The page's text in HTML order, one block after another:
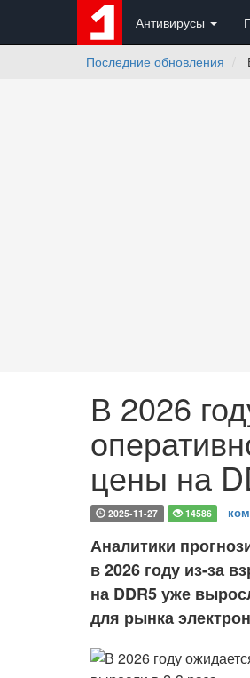
Антивирусы
Последние обновления
В 2026
цены на
2025-11-27 14586
Аналитики
в 2026 году из-за
на DDR5 уже
для рынка